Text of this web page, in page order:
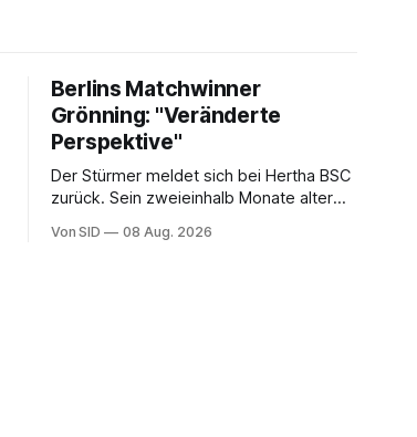
Berlins Matchwinner
Grönning: "Veränderte
Perspektive"
Der Stürmer meldet sich bei Hertha BSC
zurück. Sein zweieinhalb Monate alter
Von SID 08 Aug. 2026